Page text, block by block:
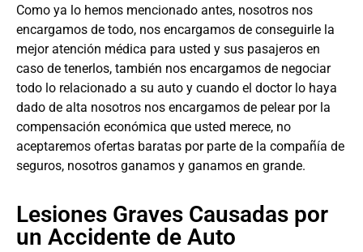
Como ya lo hemos mencionado antes, nosotros nos
encargamos de todo, nos encargamos de conseguirle la
mejor atención médica para usted y sus pasajeros en
caso de tenerlos, también nos encargamos de negociar
todo lo relacionado a su auto y cuando el doctor lo haya
dado de alta nosotros nos encargamos de pelear por la
compensación económica que usted merece, no
aceptaremos ofertas baratas por parte de la compañía de
seguros, nosotros ganamos y ganamos en grande.
Lesiones Graves Causadas por
un Accidente de Auto